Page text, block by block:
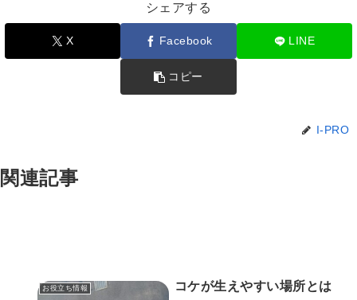
シェアする
X Facebook LINE
コピー
I-PRO
関連記事
お役立ち情報 コケが生えやすい場所とは